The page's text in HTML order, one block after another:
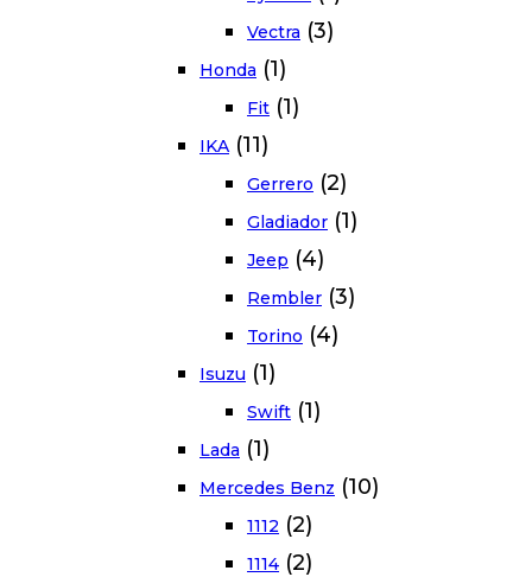
Vectra (3)
Honda (1)
Fit (1)
IKA (11)
Gerrero (2)
Gladiador (1)
Jeep (4)
Rembler (3)
Torino (4)
Isuzu (1)
Swift (1)
Lada (1)
Mercedes Benz (10)
1112 (2)
1114 (2)